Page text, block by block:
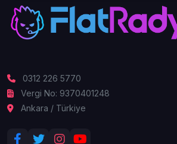
0312 226 5770
Vergi No: 9370401248
Ankara / Türkiye